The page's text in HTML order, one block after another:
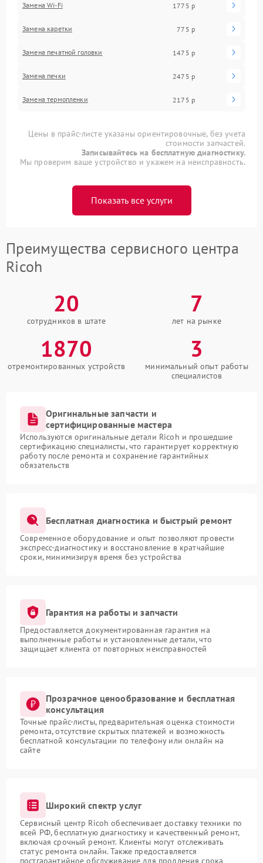
Замена Wi-Fi 1775 р
Замена каретки 775 р
Замена печатной головки 1475 р
Замена печки 2475 р
Замена термопленки 2175 р
Цены в прайс-листе указаны ориентировочные, без учета
стоимости запчастей.
Записывайтесь на бесплатную диагностику.
Мы проверим ваше устройство и укажем на неисправность.
Показать все услуги
Преимущества сервисного центра
Ricoh
20
сотрудников в штате
7
лет на рынке
1870
отремонтированных устройств
3
минимальный опыт работы
специалистов
Оригинальные запчасти и
сертифицированные мастера
Используются оригинальные детали Ricoh и прошедшие
сертификацию специалисты, что гарантирует корректную
работу после ремонта и сохранение гарантийных
обязательств
Бесплатная диагностика и быстрый ремонт
Современное оборудование и опыт позволяют провести
экспресс-диагностику и восстановление в кратчайшие
сроки, минимизируя время без устройства
Гарантия на работы и запчасти
Предоставляется документированная гарантия на
выполненные работы и установленные детали, что
защищает клиента от повторных неисправностей
Прозрачное ценообразование и бесплатная
консультация
Точные прайс-листы, предварительная оценка стоимости
ремонта, отсутствие скрытых платежей и возможность
бесплатной консультации по телефону или онлайн на
сайте
Широкий спектр услуг
Сервисный центр Ricoh обеспечивает доставку техники по
всей РФ, бесплатную диагностику и качественный ремонт,
включая срочный ремонт. Клиенты могут отслеживать
статус ремонта онлайн. Также предоставляется
постгарантийное обслуживание для продления срока